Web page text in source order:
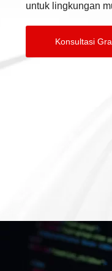
untuk lingkungan
Konsultasi